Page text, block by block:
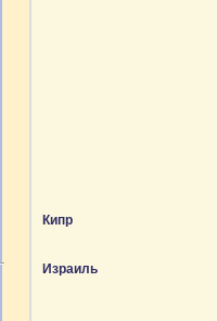
Кипр
Израиль